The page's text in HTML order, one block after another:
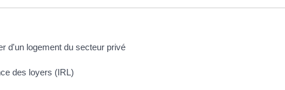
d'un logement du secteur privé
des loyers (IRL)